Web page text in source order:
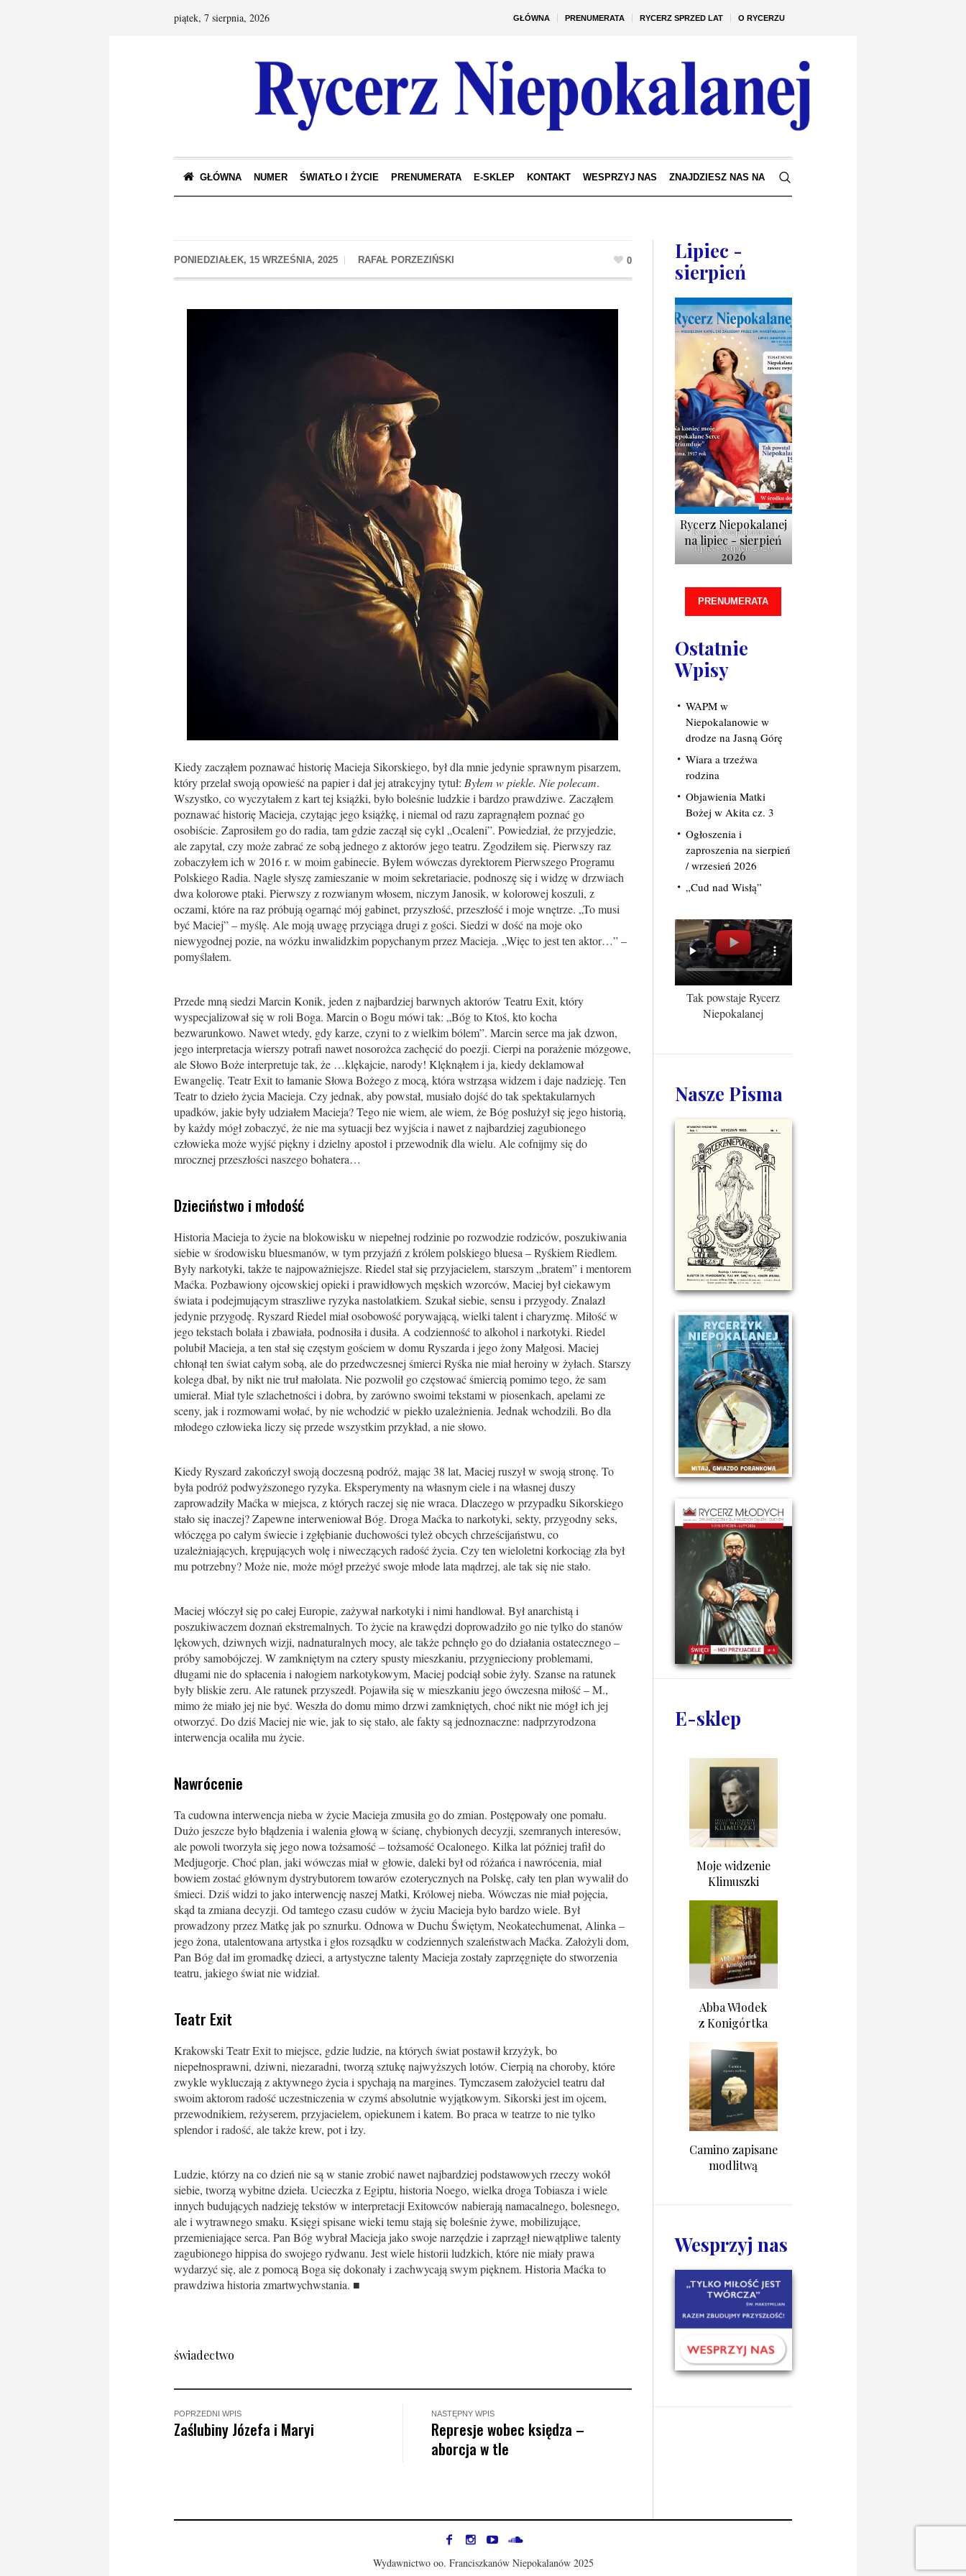
GŁÓWNA PRENUMERATA RYCERZ SPRZED LAT O RYCERZU
piątek, 7 sierpnia, 2026
GŁÓWNA NUMER ŚWIATŁO I ŻYCIE PRENUMERATA E-SKLEP KONTAKT WESPRZYJ NAS ZNAJDZIESZ NAS NA
PONIEDZIAŁEK, 15 WRZEŚNIA, 2025 0
Kiedy zacząłem poznawać historię Macieja Sikorskiego, był dla mnie jedynie sprawnym pisarzem,
który przelał swoją opowieść na papier i dał jej atrakcyjny tytuł: Byłem w piekle. Nie polecam.
Wszystko, co wyczytałem z kart tej książki, było boleśnie ludzkie i bardzo prawdziwe. Zacząłem
poznawać historię Macieja, czytając jego książkę, i niemal od razu zapragnąłem poznać go
osobiście. Zaprosiłem go do radia, tam gdzie zaczął się cykl „Ocaleni”. Powiedział, że przyjedzie,
ale zapytał, czy może zabrać ze sobą jednego z aktorów jego teatru. Zgodziłem się. Pierwszy raz
zobaczyłem ich w 2016 r. w moim gabinecie. Byłem wówczas dyrektorem Pierwszego Programu
Polskiego Radia. Nagle słyszę zamieszanie w moim sekretariacie, podnoszę się i widzę w drzwiach
dwa kolorowe ptaki. Pierwszy z rozwianym włosem, niczym Janosik, w kolorowej koszuli, z
oczami, które na raz próbują ogarnąć mój gabinet, przyszłość, przeszłość i moje wnętrze. „To musi
być Maciej” – myślę. Ale moją uwagę przyciąga drugi z gości. Siedzi w dość na moje oko
niewygodnej pozie, na wózku inwalidzkim popychanym przez Macieja. „Więc to jest ten aktor…” –
pomyślałem.
Przede mną siedzi Marcin Konik, jeden z najbardziej barwnych aktorów Teatru Exit, który
wyspecjalizował się w roli Boga. Marcin o Bogu mówi tak: „Bóg to Ktoś, kto kocha
bezwarunkowo. Nawet wtedy, gdy karze, czyni to z wielkim bólem”. Marcin serce ma jak dzwon,
jego interpretacja wierszy potrafi nawet nosorożca zachęcić do poezji. Cierpi na porażenie mózgowe,
ale Słowo Boże interpretuje tak, że …klękajcie, narody! Klęknąłem i ja, kiedy deklamował
Ewangelię. Teatr Exit to łamanie Słowa Bożego z mocą, która wstrząsa widzem i daje nadzieję. Ten
Teatr to dzieło życia Macieja. Czy jednak, aby powstał, musiało dojść do tak spektakularnych
upadków, jakie były udziałem Macieja? Tego nie wiem, ale wiem, że Bóg posłużył się jego historią,
by każdy mógł zobaczyć, że nie ma sytuacji bez wyjścia i nawet z najbardziej zagubionego
człowieka może wyjść piękny i dzielny apostoł i przewodnik dla wielu. Ale cofnijmy się do
mrocznej przeszłości naszego bohatera…
Dzieciństwo i młodość
Historia Macieja to życie na blokowisku w niepełnej rodzinie po rozwodzie rodziców, poszukiwania
siebie w środowisku bluesmanów, w tym przyjaźń z królem polskiego bluesa – Ryśkiem Riedlem.
Były narkotyki, także te najpoważniejsze. Riedel stał się przyjacielem, starszym „bratem” i mentorem
Maćka. Pozbawiony ojcowskiej opieki i prawidłowych męskich wzorców, Maciej był ciekawym
świata i podejmującym straszliwe ryzyka nastolatkiem. Szukał siebie, sensu i przygody. Znalazł
jedynie przygodę. Ryszard Riedel miał osobowość porywającą, wielki talent i charyzmę. Miłość w
jego tekstach bolała i zbawiała, podnosiła i dusiła. A codzienność to alkohol i narkotyki. Riedel
polubił Macieja, a ten stał się częstym gościem w domu Ryszarda i jego żony Małgosi. Maciej
chłonął ten świat całym sobą, ale do przedwczesnej śmierci Ryśka nie miał heroiny w żyłach. Starszy
kolega dbał, by nikt nie truł małolata. Nie pozwolił go częstować śmiercią pomimo tego, że sam
umierał. Miał tyle szlachetności i dobra, by zarówno swoimi tekstami w piosenkach, apelami ze
sceny, jak i rozmowami wołać, by nie wchodzić w piekło uzależnienia. Jednak wchodzili. Bo dla
młodego człowieka liczy się przede wszystkim przykład, a nie słowo.
Kiedy Ryszard zakończył swoją doczesną podróż, mając 38 lat, Maciej ruszył w swoją stronę. To
była podróż podwyższonego ryzyka. Eksperymenty na własnym ciele i na własnej duszy
zaprowadziły Maćka w miejsca, z których raczej się nie wraca. Dlaczego w przypadku Sikorskiego
stało się inaczej? Zapewne interweniował Bóg. Droga Maćka to narkotyki, sekty, przygodny seks,
włóczęga po całym świecie i zgłębianie duchowości tyleż obcych chrześcijaństwu, co
uzależniających, krępujących wolę i niweczących radość życia. Czy ten wieloletni korkociąg zła był
mu potrzebny? Może nie, może mógł przeżyć swoje młode lata mądrzej, ale tak się nie stało.
Maciej włóczył się po całej Europie, zażywał narkotyki i nimi handlował. Był anarchistą i
poszukiwaczem doznań ekstremalnych. To życie na krawędzi doprowadziło go nie tylko do stanów
lękowych, dziwnych wizji, nadnaturalnych mocy, ale także pchnęło go do działania ostatecznego –
próby samobójczej. W zamkniętym na cztery spusty mieszkaniu, przygnieciony problemami,
długami nie do spłacenia i nałogiem narkotykowym, Maciej podciął sobie żyły. Szanse na ratunek
były bliskie zeru. Ale ratunek przyszedł. Pojawiła się w mieszkaniu jego ówczesna miłość – M.,
mimo że miało jej nie być. Weszła do domu mimo drzwi zamkniętych, choć nikt nie mógł ich jej
otworzyć. Do dziś Maciej nie wie, jak to się stało, ale fakty są jednoznaczne: nadprzyrodzona
interwencja ocaliła mu życie.
Nawrócenie
Ta cudowna interwencja nieba w życie Macieja zmusiła go do zmian. Postępowały one pomału.
Dużo jeszcze było błądzenia i walenia głową w ścianę, chybionych decyzji, szemranych interesów,
ale powoli tworzyła się jego nowa tożsamość – tożsamość Ocalonego. Kilka lat później trafił do
Medjugorje. Choć plan, jaki wówczas miał w głowie, daleki był od różańca i nawrócenia, miał
bowiem zostać głównym dystrybutorem towarów ezoterycznych na Polskę, cały ten plan wywalił do
śmieci. Dziś widzi to jako interwencję naszej Matki, Królowej nieba. Wówczas nie miał pojęcia,
skąd ta zmiana decyzji. Od tamtego czasu cudów w życiu Macieja było bardzo wiele. Był
prowadzony przez Matkę jak po sznurku. Odnowa w Duchu Świętym, Neokatechumenat, Alinka –
jego żona, utalentowana artystka i głos rozsądku w codziennych szaleństwach Maćka. Założyli dom,
Pan Bóg dał im gromadkę dzieci, a artystyczne talenty Macieja zostały zaprzęgnięte do stworzenia
teatru, jakiego świat nie widział.
Teatr Exit
Krakowski Teatr Exit to miejsce, gdzie ludzie, na których świat postawił krzyżyk, bo
niepełnosprawni, dziwni, niezaradni, tworzą sztukę najwyższych lotów. Cierpią na choroby, które
zwykle wykluczają z aktywnego życia i spychają na margines. Tymczasem założyciel teatru dał
swoim aktorom radość uczestniczenia w czymś absolutnie wyjątkowym. Sikorski jest im ojcem,
przewodnikiem, reżyserem, przyjacielem, opiekunem i katem. Bo praca w teatrze to nie tylko
splendor i radość, ale także krew, pot i łzy.
Ludzie, którzy na co dzień nie są w stanie zrobić nawet najbardziej podstawowych rzeczy wokół
siebie, tworzą wybitne dzieła. Ucieczka z Egiptu, historia Noego, wielka droga Tobiasza i wiele
innych budujących nadzieję tekstów w interpretacji Exitowców nabierają namacalnego, bolesnego,
ale i wytrawnego smaku. Księgi spisane wieki temu stają się boleśnie żywe, mobilizujące,
przemieniające serca. Pan Bóg wybrał Macieja jako swoje narzędzie i zaprzągł niewątpliwe talenty
zagubionego hippisa do swojego rydwanu. Jest wiele historii ludzkich, które nie miały prawa
wydarzyć się, ale z pomocą Boga się dokonały i zachwycają swym pięknem. Historia Maćka to
prawdziwa historia zmartwychwstania. ■
świadectwo
POPRZEDNI WPIS
Zaślubiny Józefa i Maryi
NASTĘPNY WPIS
Represje wobec księdza –
aborcja w tle
Lipiec -
sierpień
Rycerz Niepokalanej
lipiec-sierpień 2026
Rycerz Niepokalanej
na lipiec - sierpień
2026
PRENUMERATA
Ostatnie
Wpisy
WAPM w
Niepokalanowie w
drodze na Jasną Górę
Wiara a trzeźwa
rodzina
Objawienia Matki
Bożej w Akita cz. 3
Ogłoszenia i
zaproszenia na sierpień
/ wrzesień 2026
„Cud nad Wisłą”
Tak powstaje Rycerz
Niepokalanej
Nasze Pisma
E-sklep
Moje widzenie
Klimuszki
Abba Włodek
z Konigórtka
Camino zapisane
modlitwą
Wesprzyj nas
Wydawnictwo oo. Franciszkanów Niepokalanów 2025